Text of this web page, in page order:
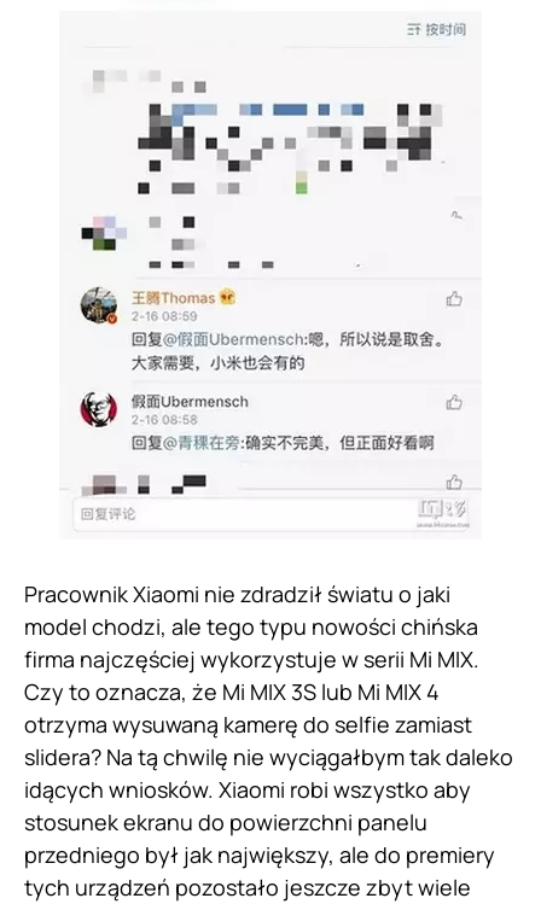
Pracownik Xiaomi nie zdradził światu o jaki
model chodzi, ale tego typu nowości chińska
firma najczęściej wykorzystuje w serii Mi MIX.
Czy to oznacza, że Mi MIX 3S lub Mi MIX 4
otrzyma wysuwaną kamerę do selfie zamiast
slidera? Na tą chwilę nie wyciągałbym tak daleko
idących wniosków. Xiaomi robi wszystko aby
stosunek ekranu do powierzchni panelu
przedniego był jak największy, ale do premiery
tych urządzeń pozostało jeszcze zbyt wiele